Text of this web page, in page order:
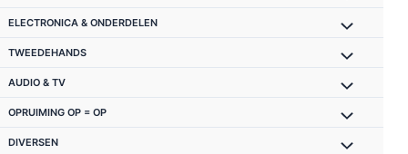
ELECTRONICA & ONDERDELEN
TWEEDEHANDS
AUDIO & TV
OPRUIMING OP = OP
DIVERSEN